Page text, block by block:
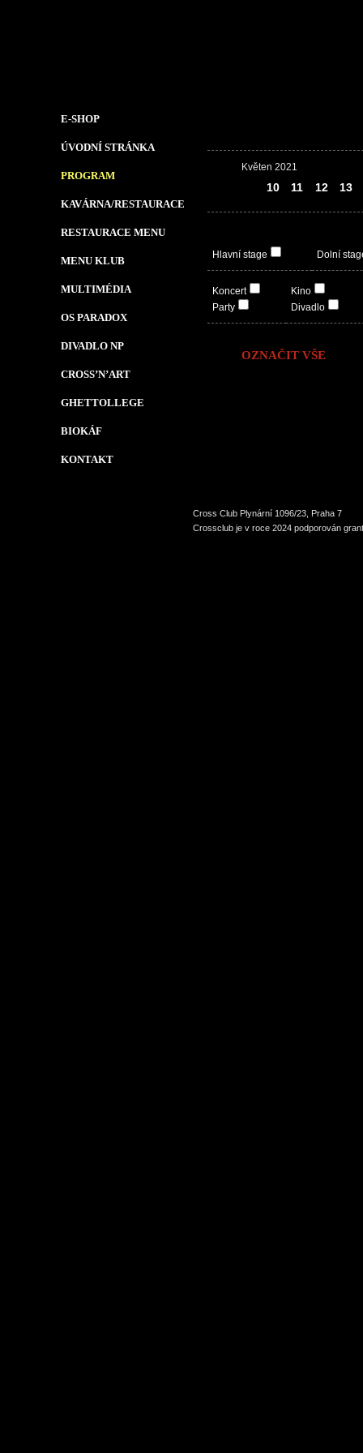
E-SHOP
ÚVODNÍ STRÁNKA
PROGRAM
KAVÁRNA/RESTAURACE
RESTAURACE MENU
MENU KLUB
MULTIMÉDIA
OS PARADOX
DIVADLO NP
CROSS’N’ART
GHETTOLLEGE
BIOKÁF
KONTAKT
Květen 2021
10 11 12 13
Hlavní stage Dolní
Koncert
Party
Kino
Divadlo
OZNAČIT VŠE
Cross Club Plynární 1096/23, Praha 7
Crossclub je v roce 2024 podporován